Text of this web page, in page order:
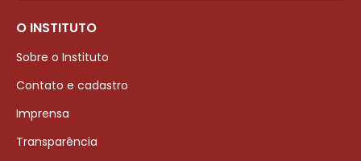
O INSTITUTO
Sobre o Instituto
Contato e cadastro
Imprensa
Transparência